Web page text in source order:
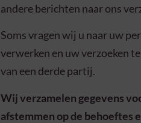
andere berichten naar ons
Soms vragen wij u naar uw
verwerken en uw verzoeken
van een derde partij.
Wij verzamelen gegevens
afstemmen op de behoeftes